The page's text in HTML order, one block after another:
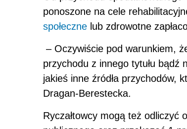
ponoszone na cele
społeczne lub zdrowotne
– Oczywiście pod warunkiem,
przychodu z innego tytułu bądź
jakieś inne źródła przychodów,
Dragan-Berestecka.
Ryczałtowcy mogą też odliczyć